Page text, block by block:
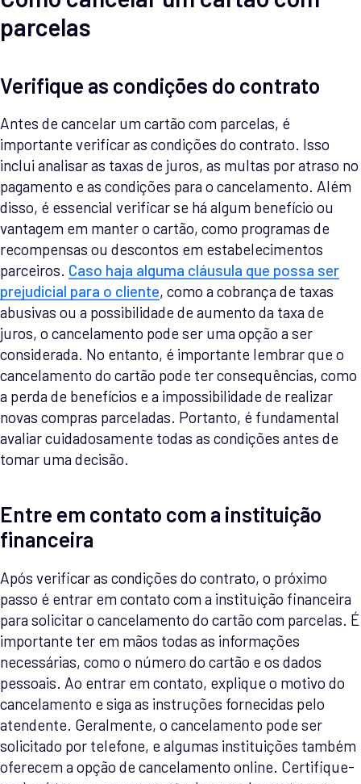
parcelas
Verifique as condições do contrato
Antes de cancelar um cartão com parcelas, é
importante verificar as condições do contrato. Isso
inclui analisar as taxas de juros, as multas por atraso no
pagamento e as condições para o cancelamento. Além
disso, é essencial verificar se há algum benefício ou
vantagem em manter o cartão, como programas de
recompensas ou descontos em estabelecimentos
parceiros. Caso haja alguma cláusula que possa ser
prejudicial para o cliente, como a cobrança de taxas
abusivas ou a possibilidade de aumento da taxa de
juros, o cancelamento pode ser uma opção a ser
considerada. No entanto, é importante lembrar que o
cancelamento do cartão pode ter consequências, como
a perda de benefícios e a impossibilidade de realizar
novas compras parceladas. Portanto, é fundamental
avaliar cuidadosamente todas as condições antes de
tomar uma decisão.
Entre em contato com a instituição
financeira
Após verificar as condições do contrato, o próximo
passo é entrar em contato com a instituição financeira
para solicitar o cancelamento do cartão com parcelas. É
importante ter em mãos todas as informações
necessárias, como o número do cartão e os dados
pessoais. Ao entrar em contato, explique o motivo do
cancelamento e siga as instruções fornecidas pelo
atendente. Geralmente, o cancelamento pode ser
solicitado por telefone, e algumas instituições também
oferecem a opção de cancelamento online. Certifique-